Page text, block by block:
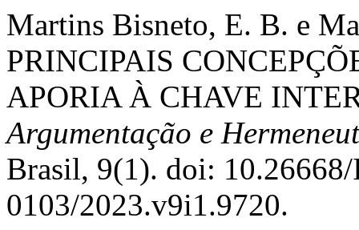
Martins Bisneto, E. B. e
PRINCIPAIS
APORIA À CHAVE
Argumentação e
Brasil, 9(1). doi:
0103/2023.v9i1.9720.